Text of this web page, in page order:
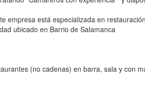
empresa está especializada en
ubicado en Barrio de Salamanca
(no cadenas) en barra, sala y con